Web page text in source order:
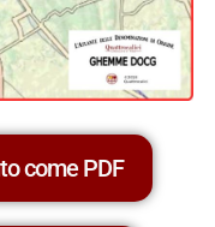
come PDF